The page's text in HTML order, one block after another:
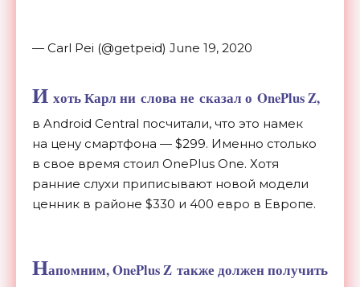
— Carl Pei (@getpeid) June 19, 2020
И хоть Карл ни слова не сказал о OnePlus Z,
в Android Central посчитали, что это намек
на цену смартфона — $299. Именно столько
в свое время стоил OnePlus One. Хотя
ранние слухи приписывают новой модели
ценник в районе $330 и 400 евро в Европе.
Напомним, OnePlus Z также должен получить